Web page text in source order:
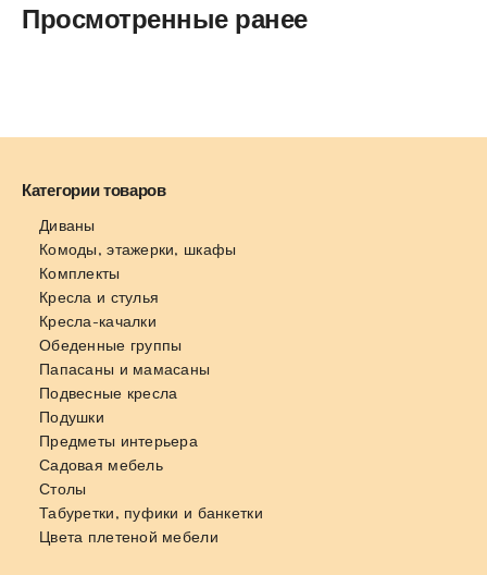
Просмотренные ранее
Категории товаров
Диваны
Комоды, этажерки, шкафы
Комплекты
Кресла и стулья
Кресла-качалки
Обеденные группы
Папасаны и мамасаны
Подвесные кресла
Подушки
Предметы интерьера
Садовая мебель
Столы
Табуретки, пуфики и банкетки
Цвета плетеной мебели